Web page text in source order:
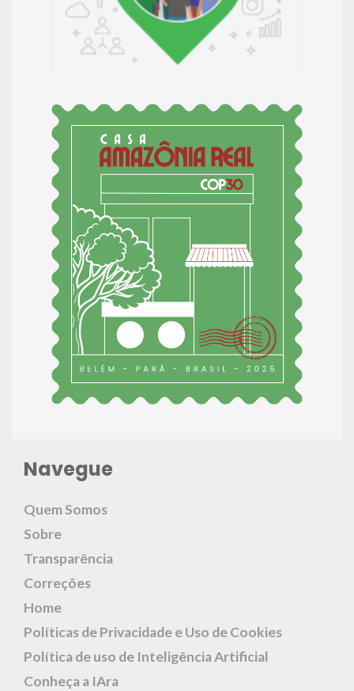
Navegue
Quem Somos
Sobre
Transparência
Correções
Home
Políticas de Privacidade e Uso de Cookies
Política de uso de Inteligência Artificial
Conheça a IAra